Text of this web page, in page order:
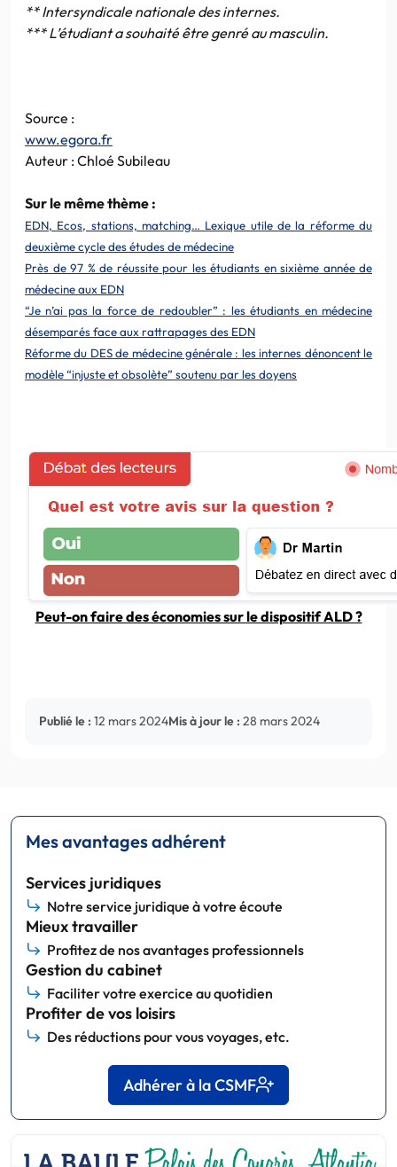
** Intersyndicale nationale des internes.
*** L’étudiant a souhaité être genré au masculin.
Source :
www.egora.fr
Auteur : Chloé Subileau
Sur le même thème :
EDN, Ecos, stations, matching… Lexique utile de la réforme du
deuxième cycle des études de médecine
Près de 97 % de réussite pour les étudiants en sixième année de
médecine aux EDN
“Je n’ai pas la force de redoubler” : les étudiants en médecine
désemparés face aux rattrapages des EDN
Réforme du DES de médecine générale : les internes dénoncent le
modèle “injuste et obsolète” soutenu par les doyens
Peut-on faire des économies sur le dispositif ALD ?
Publié le : 12 mars 2024Mis à jour le : 28 mars 2024
Mes avantages adhérent
Services juridiques
Notre service juridique à votre écoute
Mieux travailler
Profitez de nos avantages professionnels
Gestion du cabinet
Faciliter votre exercice au quotidien
Profiter de vos loisirs
Des réductions pour vous voyages, etc.
Adhérer à la CSMF